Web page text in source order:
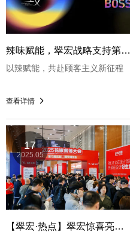
辣味赋能，翠宏战略支持第四届中国餐饮BOSS大会，开启行业新篇章！
以辣赋能，共赴顾客主义新征程
查看详情
17
2025.05
【翠宏·热点】翠宏惊喜亮相花椒餐博大会，引领餐饮行业创新升级！